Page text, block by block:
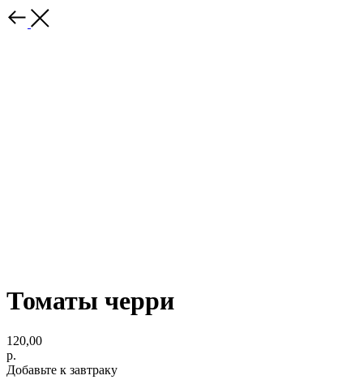
Томаты черри
120,00
р.
Добавьте к завтраку